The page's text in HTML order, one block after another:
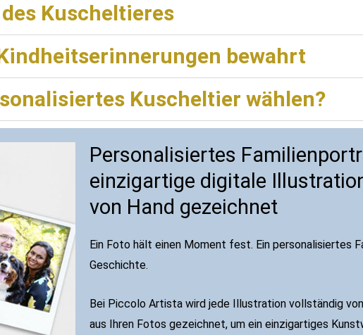
Kuscheltieres
bewahrt
Kuscheltier wählen?
Personalisiertes
einzigartige digitale
von Hand gezeichnet
Ein Foto hält einen Moment fest. Ein personalisiertes
Geschichte.
Bei Piccolo Artista wird jede Illustration vollständig
aus Ihren Fotos gezeichnet, um ein einzigartiges